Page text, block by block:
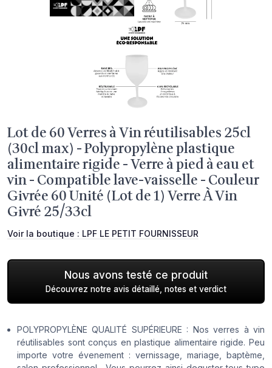
Lot de 60 Verres à Vin réutilisables 25cl
(30cl max) - Polypropylène plastique
alimentaire rigide - Verre à pied à eau et
vin - Compatible lave-vaisselle - Couleur
Givrée 60 Unité (Lot de 1) Verre À Vin
Givré 25/33cl
Voir la boutique : LPF LE PETIT FOURNISSEUR
Nous avons testé ce produit
Découvrez notre avis détaillé, notes et verdict
POLYPROPYLÈNE QUALITÉ SUPÉRIEURE : Nos verres à vin
réutilisables sont conçus en plastique alimentaire rigide. Peu
importe votre évenement : vernissage, mariage, baptème,